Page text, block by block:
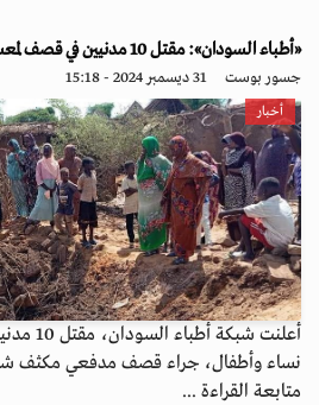
«أطباء السودان»: مقتل 10 مدنيين في قصف لمعسكر نازحين بدارفور
جسور بوست 31 ديسمبر 2024 - 15:18
أخبار
نساء وأطفال، جراء قصف مدفعي مكثف
متابعة القراءة ...